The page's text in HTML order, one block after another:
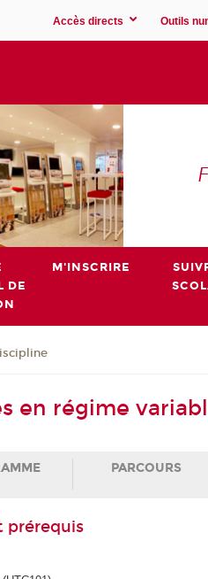
Accès directs Outils
DE
M'INSCRIRE
en régime
PARCOURS
prérequis